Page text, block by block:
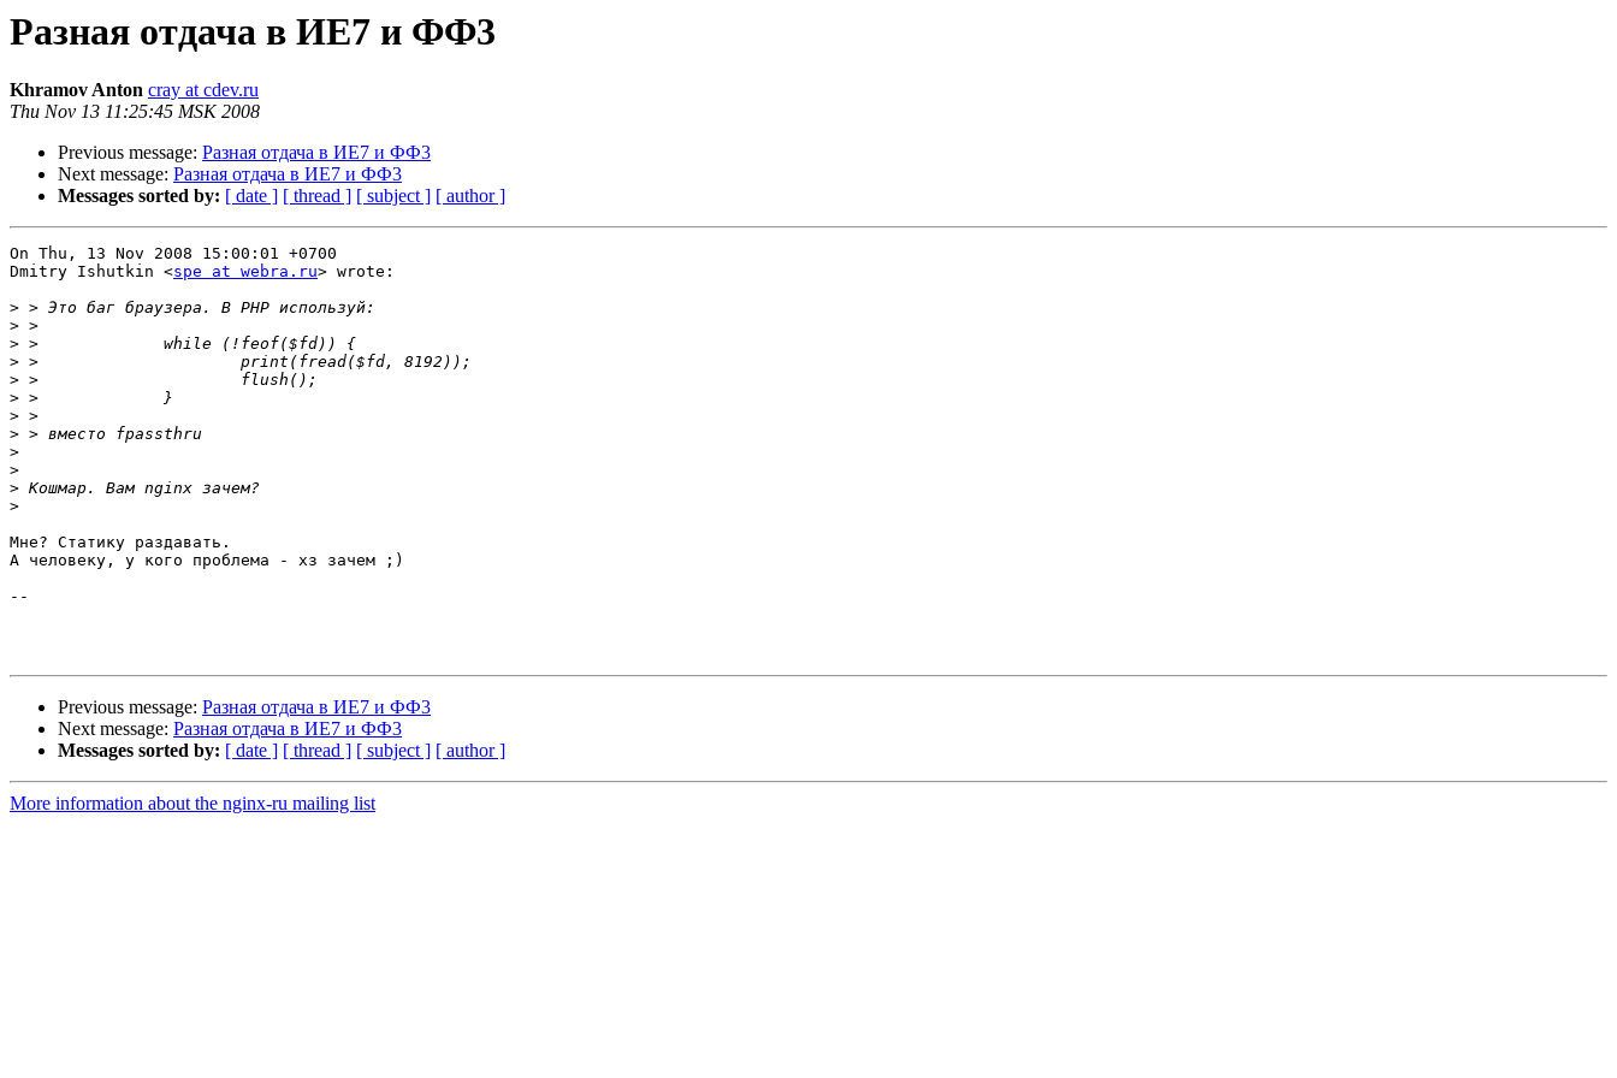
Разная отдача в ИЕ7 и ФФ3
Khramov Anton cray at cdev.ru
Thu Nov 13 11:25:45 MSK 2008
Previous message: Разная отдача в ИЕ7 и ФФ3
Next message: Разная отдача в ИЕ7 и ФФ3
Messages sorted by: [ date ] [ thread ] [ subject ] [ author ]
On Thu, 13 Nov 2008 15:00:01 +0700
Dmitry Ishutkin <spe at webra.ru> wrote:
>
>
>
>
>
>
>
>
>
>
>
>
Мне? Статику раздавать.
А человеку, у кого проблема - хз зачем ;)
--
Previous message: Разная отдача в ИЕ7 и ФФ3
Next message: Разная отдача в ИЕ7 и ФФ3
Messages sorted by: [ date ] [ thread ] [ subject ] [ author ]
More information about the nginx-ru mailing list